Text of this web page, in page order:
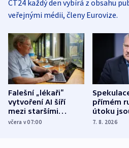
ČT24 každý den vybírá z obsahu
veřejnými médii, členy Eurovize.
Falešní „lékaři“
vytvoření AI šíří
mezi staršími
Poláky nebezpečné
včera v 07:00
přímém
útoku
míní
7. 8. 2026